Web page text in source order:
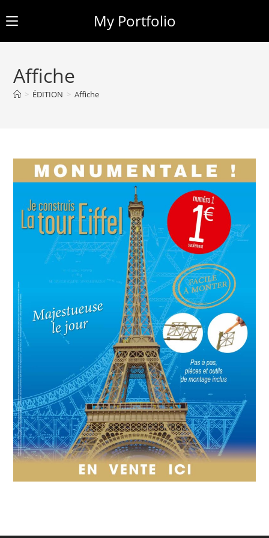
content
My Portfolio
Affiche
> ÉDITION > Affiche